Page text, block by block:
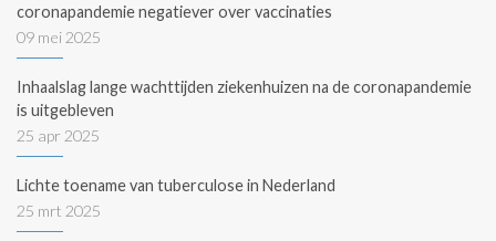
coronapandemie negatiever over vaccinaties
09 mei 2025
Inhaalslag lange wachttijden ziekenhuizen na de coronapandemie
is uitgebleven
25 apr 2025
Lichte toename van tuberculose in Nederland
25 mrt 2025